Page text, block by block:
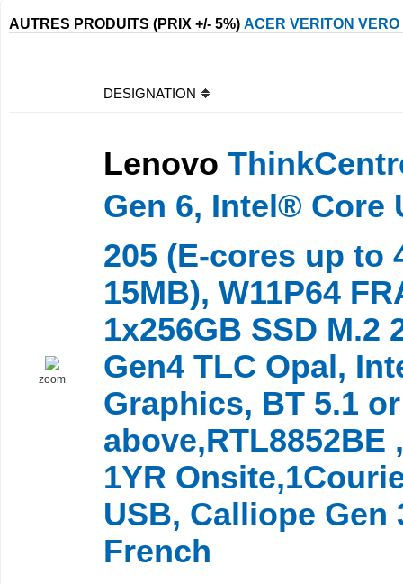
AUTRES PRODUITS (PRIX +/- 5%) ACER VERITON VERO
DESIGNATION
zoom
Lenovo
Gen 6, Intel® Core
205 (E-cores up to
15MB), W11P64
1x256GB SSD M.2
Gen4 TLC Opal,
Graphics, BT 5.1 or
above,RTL8852BE
1YR
USB, Calliope Gen
French